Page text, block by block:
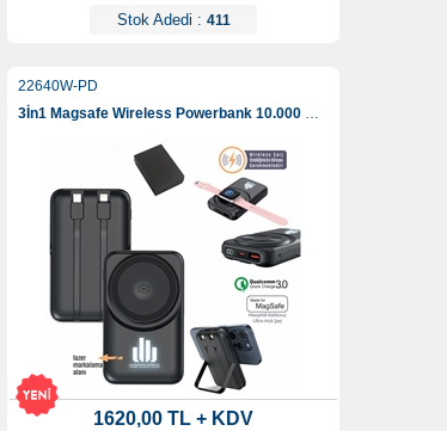
Stok Adedi : 411
22640W-PD
3İn1 Magsafe Wireless Powerbank 10.000 Mah
1620,00 TL + KDV